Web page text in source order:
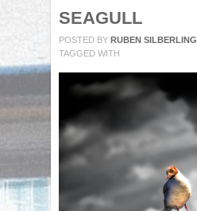
SEAGULL
POSTED BY RUBEN SILBERLING
TAGGED WITH